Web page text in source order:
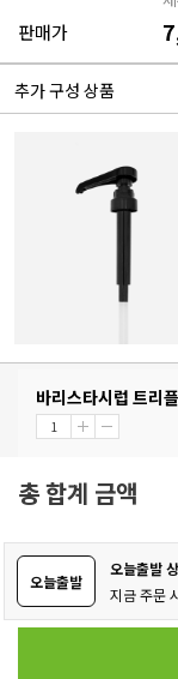
판매가
추가 구성 상품
바리스타시럽 트리
총 합계 금액
오늘출발
오늘출발
지금 주문